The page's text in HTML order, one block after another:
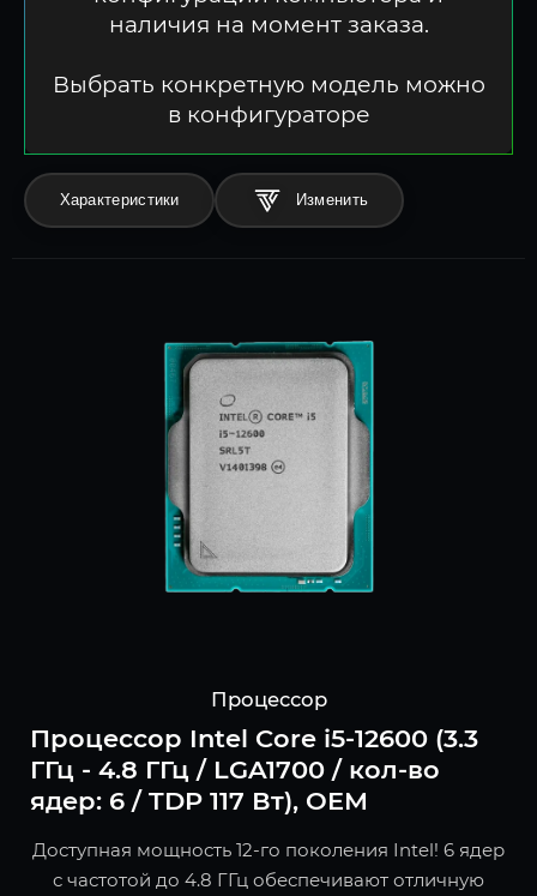
наличия на момент заказа.
Выбрать конкретную модель можно
в конфигураторе
Характеристики
Процессор
Процессор Intel Core i5-12600 (3.3
ГГц - 4.8 ГГц / LGA1700 / кол-во
ядер: 6 / TDP 117 Вт), OEM
Доступная мощность 12-го поколения Intel! 6 ядер
с частотой до 4.8 ГГц обеспечивают отличную